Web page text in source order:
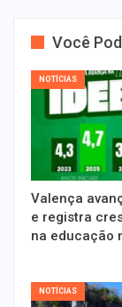
Você
NOTÍCIAS
Valença
e registra
na educação
NOTÍCIAS